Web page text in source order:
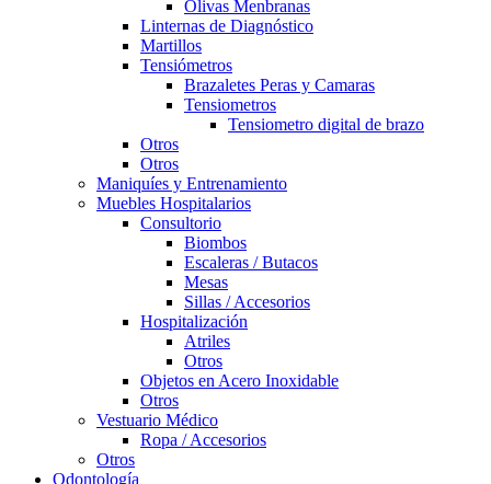
Olivas Menbranas
Linternas de Diagnóstico
Martillos
Tensiómetros
Brazaletes Peras y Camaras
Tensiometros
Tensiometro digital de brazo
Otros
Otros
Maniquíes y Entrenamiento
Muebles Hospitalarios
Consultorio
Biombos
Escaleras / Butacos
Mesas
Sillas / Accesorios
Hospitalización
Atriles
Otros
Objetos en Acero Inoxidable
Otros
Vestuario Médico
Ropa / Accesorios
Otros
Odontología